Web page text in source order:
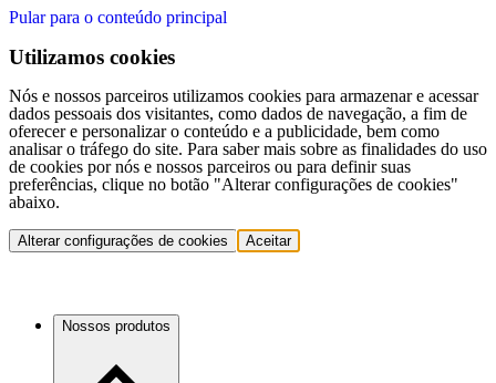
Pular para o conteúdo principal
Utilizamos cookies
Nós e nossos parceiros utilizamos cookies para armazenar e acessar
dados pessoais dos visitantes, como dados de navegação, a fim de
oferecer e personalizar o conteúdo e a publicidade, bem como
analisar o tráfego do site. Para saber mais sobre as finalidades do uso
de cookies por nós e nossos parceiros ou para definir suas
preferências, clique no botão "Alterar configurações de cookies"
abaixo.
Alterar configurações de cookies Aceitar
Nossos produtos